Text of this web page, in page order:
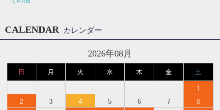
CALENDAR カレンダー
2026年08月
日 月 火 水 木 金 土
1
2
3 4 5 6 7
8